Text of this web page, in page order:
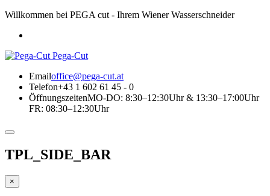
Willkommen bei PEGA cut - Ihrem Wiener Wasserschneider
Pega-Cut
Emailoffice@pega-cut.at
Telefon+43 1 602 61 45 - 0
ÖffnungszeitenMO-DO: 8:30–12:30Uhr & 13:30–17:00Uhr
FR: 08:30–12:30Uhr
TPL_SIDE_BAR
×